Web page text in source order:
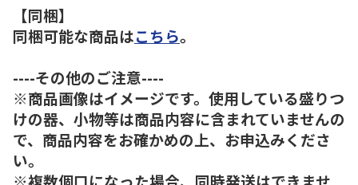
【同梱】
同梱可能な商品はこちら。
----その他のご注意----
※商品画像はイメージです。使用している盛りつ
けの器、小物等は商品内容に含まれていませんの
で、商品内容をお確かめの上、お申込みくださ
い。
※複数個口になった場合、同時発送はできませ